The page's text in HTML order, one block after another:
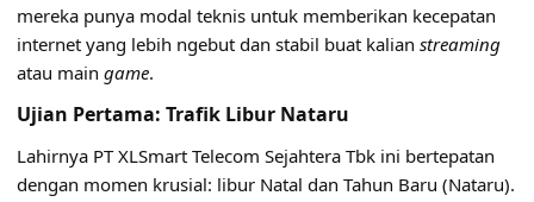
mereka punya modal teknis untuk memberikan kecepatan
internet yang lebih ngebut dan stabil buat kalian streaming
atau main game.
Ujian Pertama: Trafik Libur Nataru
Lahirnya PT XLSmart Telecom Sejahtera Tbk ini bertepatan
dengan momen krusial: libur Natal dan Tahun Baru (Nataru).